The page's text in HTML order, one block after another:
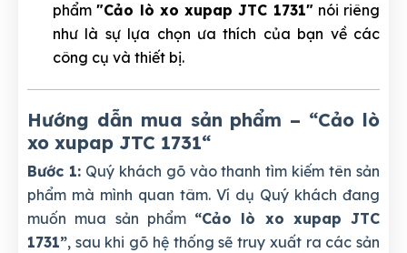
phẩm"Cảo lò xo xupap JTC 1731"nói riêng
như là sự lựa chọn ưa thích của bạn về các
công cụ và thiết bị.
Hướng dẫn mua sản phẩm – “Cảo lò
xo xupap JTC 1731“
Bước 1:Quý khách gõ vào thanh tìm kiếm tên sản
phẩm mà mình quan tâm. Ví dụ Quý khách đang
muốn mua sản phẩm “Cảo lò xo xupap JTC
1731”, sau khi gõ hệ thống sẽ truy xuất ra các sản